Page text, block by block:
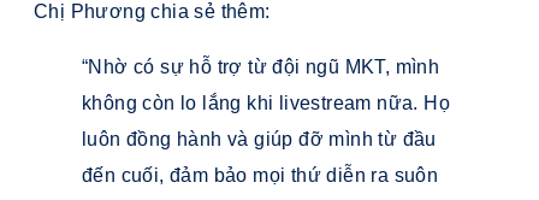
Chị Phương chia sẻ thêm:
“Nhờ có sự hỗ trợ từ đội ngũ MKT, mình
không còn lo lắng khi livestream nữa. Họ
luôn đồng hành và giúp đỡ mình từ đầu
đến cuối, đảm bảo mọi thứ diễn ra suôn